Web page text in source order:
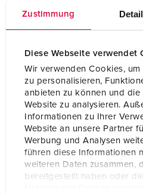
Zustimmung
Diese Webseite verwendet
Wir verwenden Cookies,
zu personalisieren,
anbieten zu können und die
Website zu analysieren.
Informationen zu Ihrer
Website an unsere Partner
Werbung und Analysen
führen diese Informationen
weiteren Daten zusammen,
bereitgestellt haben oder
Polen 4 p
Uurstand
50-
Aansluittechniek
Contacten
X-
Beschermingsgraad IP67